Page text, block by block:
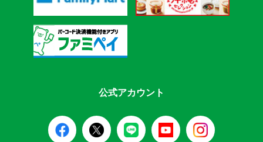
公式アカウント